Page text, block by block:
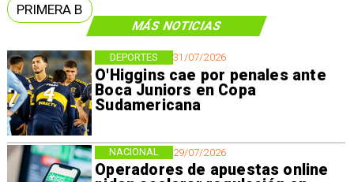
MÁS NOTICIAS
31/07/2026
O'Higgins cae por penales ante
Boca Juniors en Copa
Sudamericana
DEPORTES
29/07/2026
Operadores de apuestas online
NACIONAL
PRIMERA B